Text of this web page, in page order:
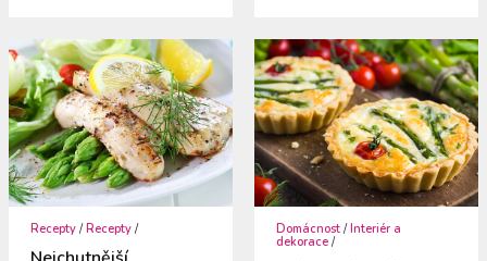
Recepty / Recepty / Domácnost / Interiér a
dekorace /